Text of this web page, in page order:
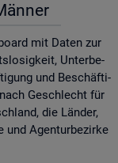
mit Daten zur
Un­ter­be­
und Be­schäf­ti­
Ge­schlecht für
die Län­der,
und Agen­tur­be­zir­ke